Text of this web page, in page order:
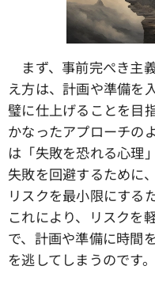
まず、事前完ぺき主
え方は、計画や準備を
璧に仕上げることを目
かなったアプローチの
は「失敗を恐れる心理
失敗を回避するために
リスクを最小限にする
これにより、リスクを
で、計画や準備に時間
を逃してしまうのです。